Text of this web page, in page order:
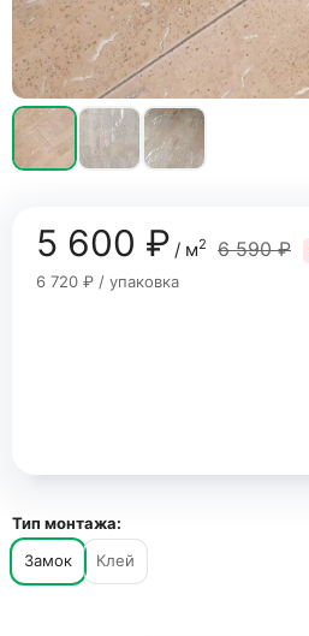
5 600 ₽/ м2 6 590 ₽
6 720 ₽ / упаковка
Тип монтажа:
Замок
Клей